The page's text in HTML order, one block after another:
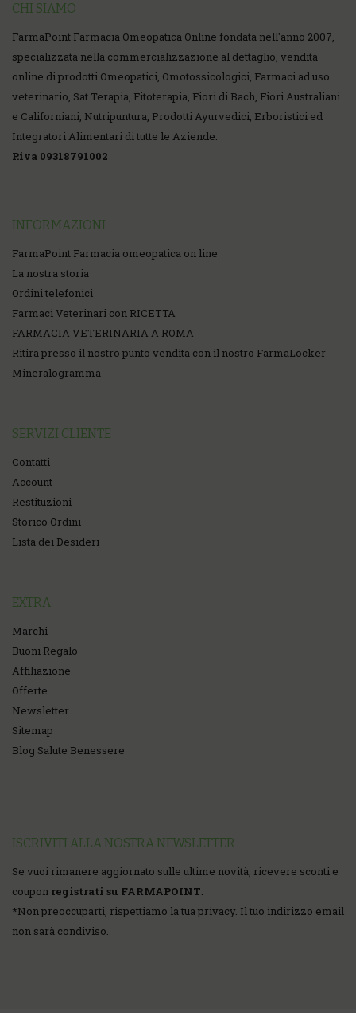
CHI SIAMO
FarmaPoint Farmacia Omeopatica Online fondata nell'anno 2007,
specializzata nella commercializzazione al dettaglio, vendita
online di prodotti Omeopatici, Omotossicologici, Farmaci ad uso
veterinario, Sat Terapia, Fitoterapia, Fiori di Bach, Fiori Australiani
e Californiani, Nutripuntura, Prodotti Ayurvedici, Erboristici ed
Integratori Alimentari di tutte le Aziende.
P.iva 09318791002
INFORMAZIONI
FarmaPoint Farmacia omeopatica on line
La nostra storia
Ordini telefonici
Farmaci Veterinari con RICETTA
FARMACIA VETERINARIA A ROMA
Ritira presso il nostro punto vendita con il nostro FarmaLocker
Mineralogramma
SERVIZI CLIENTE
Contatti
Account
Restituzioni
Storico Ordini
Lista dei Desideri
EXTRA
Marchi
Buoni Regalo
Affiliazione
Offerte
Newsletter
Sitemap
Blog Salute Benessere
ISCRIVITI ALLA NOSTRA NEWSLETTER
Se vuoi rimanere aggiornato sulle ultime novità, ricevere sconti e
coupon registrati su FARMAPOINT.
*Non preoccuparti, rispettiamo la tua privacy. Il tuo indirizzo email
non sarà condiviso.